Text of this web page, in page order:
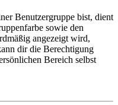
Benutzergruppe bist, dient
sowie den
angezeigt wird,
dir die Berechtigung
Bereich selbst